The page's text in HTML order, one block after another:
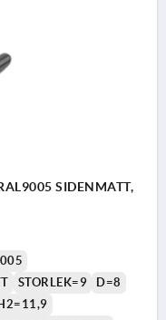
SIDENMATT,
STORLEK=9
D=8